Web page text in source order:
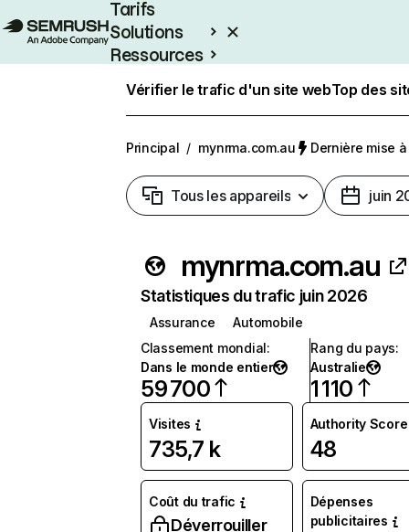
Tarifs
Solutions
Ressources
Vérifier le trafic d'un site webTop des
Principal / mynrma.com.au Dernière mise
Tous les appareils juin
mynrma.com.au
Statistiques du trafic juin 2026
Assurance
Automobile
Classement mondial:
Dans le monde entier
59 700
Rang du pays:
Australie
1 110
Visites
735,7 k
Authority Score
48
Coût du trafic
Déverrouiller
Dépenses
publicitaires